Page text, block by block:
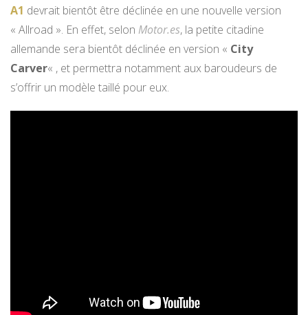
A1 devrait bientôt être déclinée en une nouvelle version
« Allroad ». En effet, selon Motor.es, la petite citadine
allemande sera bientôt déclinée en version « City
Carver« , et permettra notamment aux baroudeurs de
s’offrir un modèle taillé pour eux.